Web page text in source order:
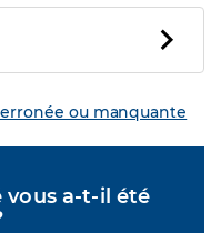
ou manquante
vous a-t-il été